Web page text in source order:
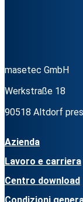
masetec GmbH
Werkstraße 18
90518 Altdorf
Azienda
Lavoro e carriera
Centro download